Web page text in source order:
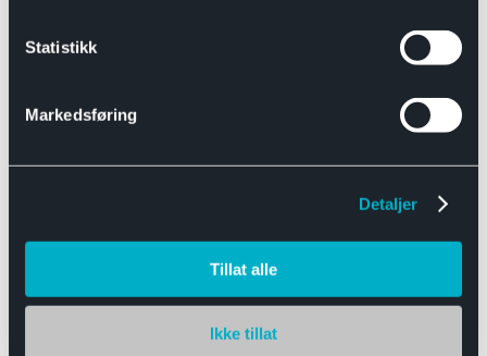
Statistikk
Markedsføring
Detaljer
Tillat alle
Ikke tillat
Båthengere